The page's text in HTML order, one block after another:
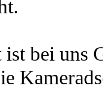
bei uns